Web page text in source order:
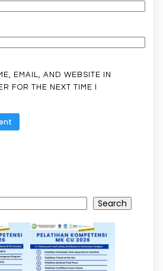
EMAIL, AND WEBSITE IN
FOR THE NEXT TIME I
Search